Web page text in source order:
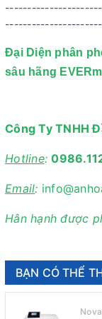
Đại Diện phân
sâu hãng
Công Ty TNHH
Hotline:
Email:
Hân hạnh được
BẠN CÓ THỂ